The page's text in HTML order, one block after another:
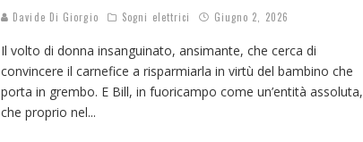
Davide Di Giorgio Sogni elettrici Giugno 2, 2026
Il volto di donna insanguinato, ansimante, che cerca di
convincere il carnefice a risparmiarla in virtù del bambino che
porta in grembo. E Bill, in fuoricampo come un’entità assoluta,
che proprio nel...